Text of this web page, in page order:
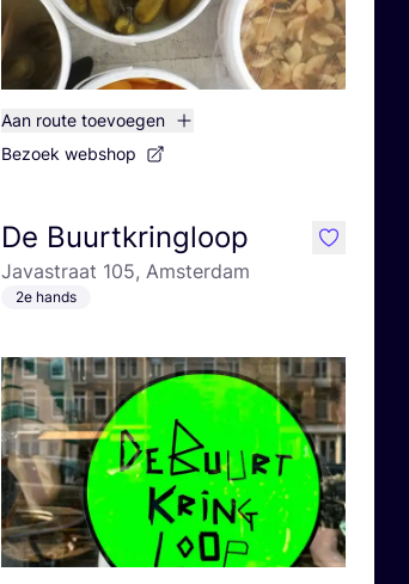
Aan route toevoegen
Bezoek webshop
De Buurtkringloop
Javastraat 105, Amsterdam
2e hands
like